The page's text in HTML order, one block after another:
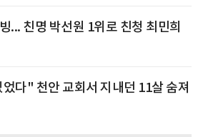
... 친명 박선원 1위로 친청 최민희
다" 천안 교회서 지내던 11살 숨져